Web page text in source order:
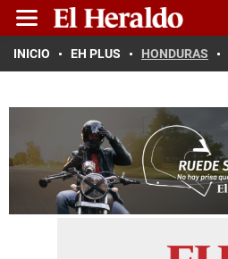
INICIO EH PLUS HONDURAS